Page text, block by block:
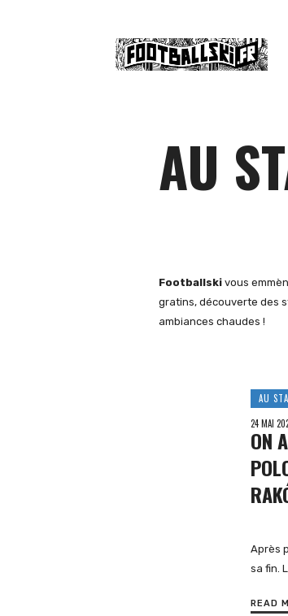
Footballski
d'Europe
AU
Footballski vous
gratins, découverte des
ambiances chaudes !
AU
24 MAI
ON
Après
sa fin.
READ